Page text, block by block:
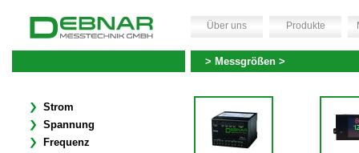
> Messgrößen >
Über uns Produkte
Strom
Spannung
Frequenz